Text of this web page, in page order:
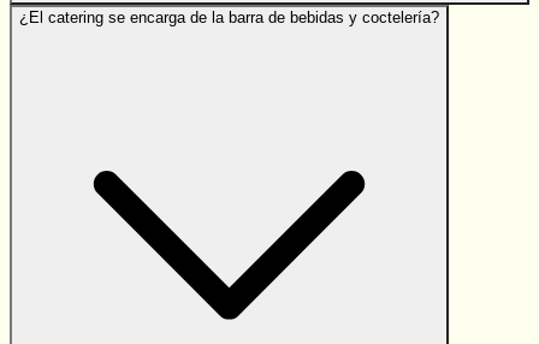
¿El catering se encarga de la barra de bebidas y coctelería?